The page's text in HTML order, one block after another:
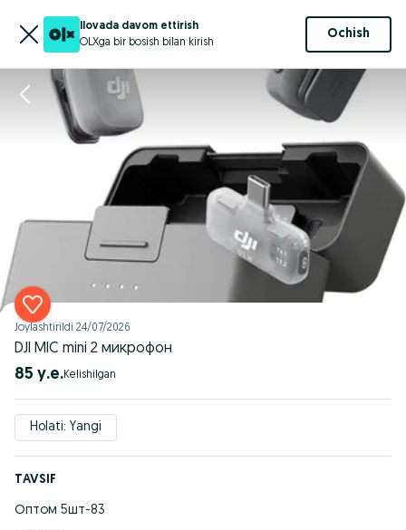
Ilovada davom ettirish
OLXga bir bosish bilan kirish
Ochish
Joylashtirildi 24/07/2026
DJI MIC mini 2 микрофон
85 у.е.
Holati: Yangi
TAVSIF
Оптом 5шт-83